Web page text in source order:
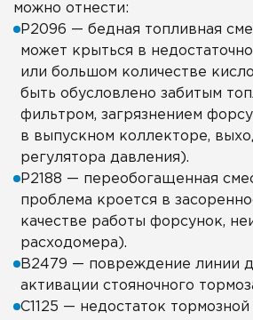
можно отнести:
Р2096 — бедная топливная
может крыться в
или большом количестве
быть обусловлено забитым
фильтром, загрязнением
в выпускном коллекторе,
регулятора давления).
Р2188 — переобогащенная
проблема кроется в
качестве работы форсунок,
расходомера).
В2479 — повреждение линии
активации стояночного
С1125 — недостаток